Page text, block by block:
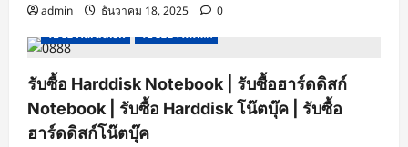
admin ธันวาคม 18, 2025
0
รับซื้อ Harddisk
รับซื้อฮาร์ดดิสก์
รับซื้อ Harddisk Notebook | รับซื้อฮาร์ดดิสก์
Notebook | รับซื้อ Harddisk โน๊ตบุ๊ค | รับซื้อ
ฮาร์ดดิสก์โน๊ตบุ๊ค